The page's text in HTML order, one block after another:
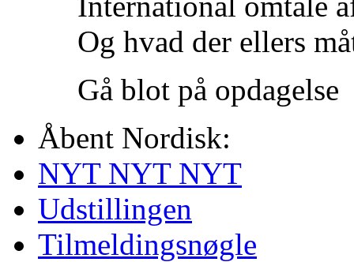
Og hvad der ellers
Gå blot på opdagelse
Åbent Nordisk:
NYT NYT NYT
Udstillingen
Tilmeldingsnøgle